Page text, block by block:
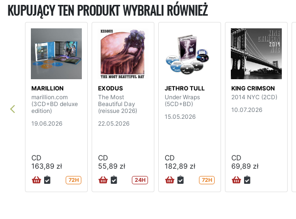
KUPUJĄCY TEN PRODUKT WYBRALI RÓWNIEŻ
MARILLION
marillion.com
(3CD+BD deluxe
edition)
19.06.2026
CD
163,89 zł
72H
EXODUS
The Most
Beautiful Day
(reissue 2026)
22.05.2026
CD
55,89 zł
24H
JETHRO TULL
Under Wraps
(5CD+BD)
15.05.2026
CD
182,89 zł
72H
KING CRIMSON
2014 NYC (2CD)
10.07.2026
CD
69,89 zł